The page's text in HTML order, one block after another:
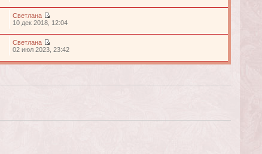
Светлана
10 дек 2018, 12:04
Светлана
02 июл 2023, 23:42